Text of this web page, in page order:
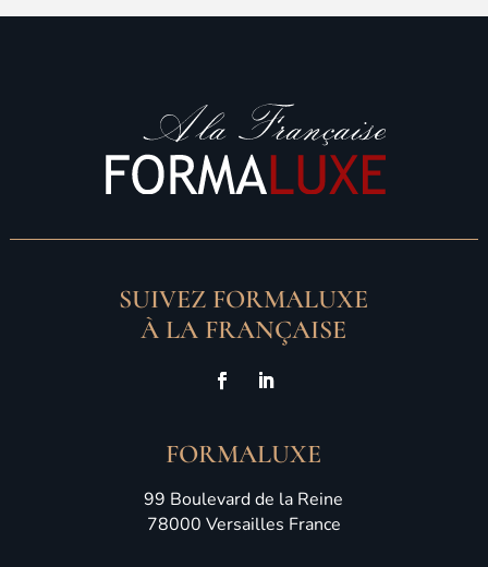
SUIVEZ FORMALUXE
À LA FRANÇAISE
FORMALUXE
99 Boulevard de la Reine
78000 Versailles France